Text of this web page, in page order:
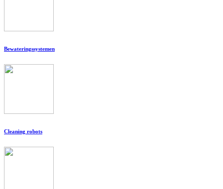
Bewateringssystemen
Cleaning robots